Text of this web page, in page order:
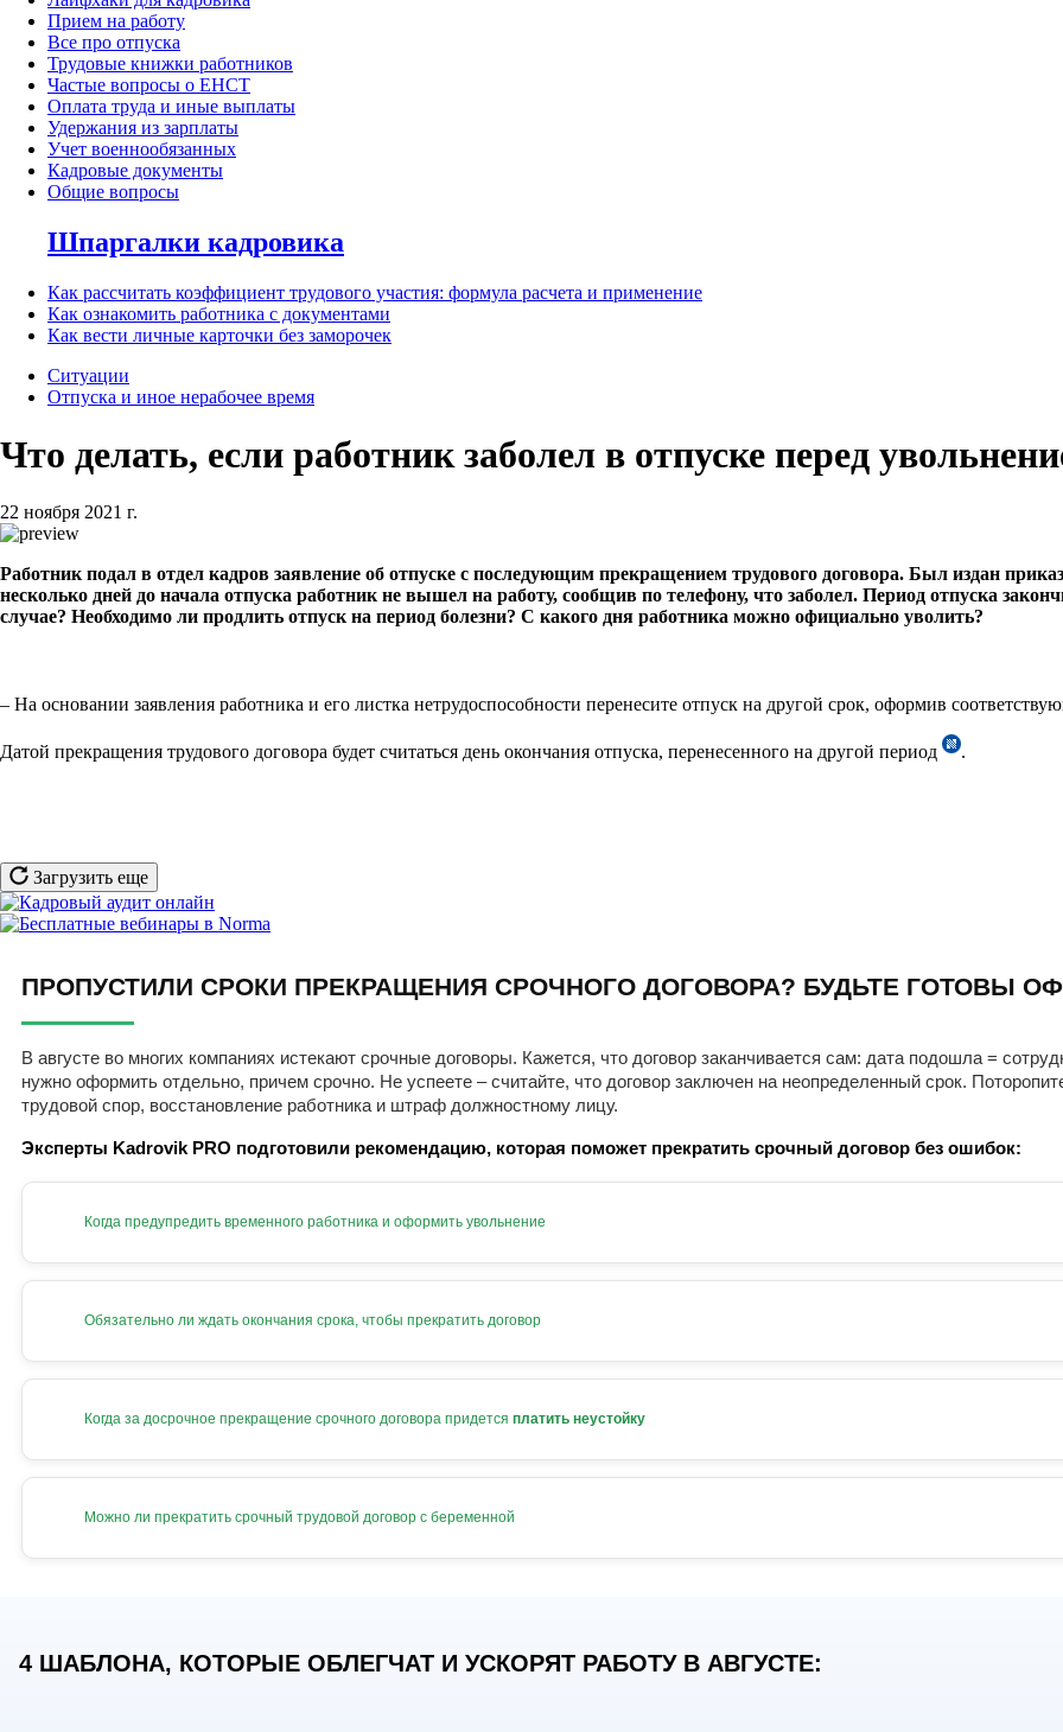
Прием на работу
Все про отпуска
Трудовые книжки работников
Частые вопросы о ЕНСТ
Оплата труда и иные выплаты
Удержания из зарплаты
Учет военнообязанных
Кадровые документы
Общие вопросы
Шпаргалки кадровика
Как рассчитать коэффициент трудового участия: формула расчета и применение
Как ознакомить работника с документами
Как вести личные карточки без заморочек
Ситуации
Отпуска и иное нерабочее время
Что делать, если работник заболел в отпуске перед
22 ноября 2021 г.
Работник подал в отдел кадров заявление об отпуске с последующим прекращением трудового договора. Был издан
несколько дней до начала отпуска работник не вышел на работу, сообщив по телефону, что заболел. Период отпуска
случае? Необходимо ли продлить отпуск на период болезни? С какого дня работника можно официально уволить?
– На основании заявления работника и его листка нетрудоспособности перенесите отпуск на другой срок, оформив
Датой прекращения трудового договора будет считаться день окончания отпуска, перенесенного на другой период .
Загрузить еще
ПРОПУСТИЛИ СРОКИ ПРЕКРАЩЕНИЯ СРОЧНОГО ДОГОВОРА? БУДЬТЕ ГОТОВЫ
В августе во многих компаниях истекают срочные договоры. Кажется, что договор заканчивается сам: дата подошла =
нужно оформить отдельно, причем срочно. Не успеете – считайте, что договор заключен на неопределенный срок.
трудовой спор, восстановление работника и штраф должностному лицу.
Эксперты Kadrovik PRO подготовили рекомендацию, которая поможет прекратить срочный договор без ошибок:
Когда предупредить временного работника и оформить увольнение
Обязательно ли ждать окончания срока, чтобы прекратить договор
Когда за досрочное прекращение срочного договора придется платить неустойку
Можно ли прекратить срочный трудовой договор с беременной
4 ШАБЛОНА, КОТОРЫЕ ОБЛЕГЧАТ И УСКОРЯТ РАБОТУ В АВГУСТЕ: